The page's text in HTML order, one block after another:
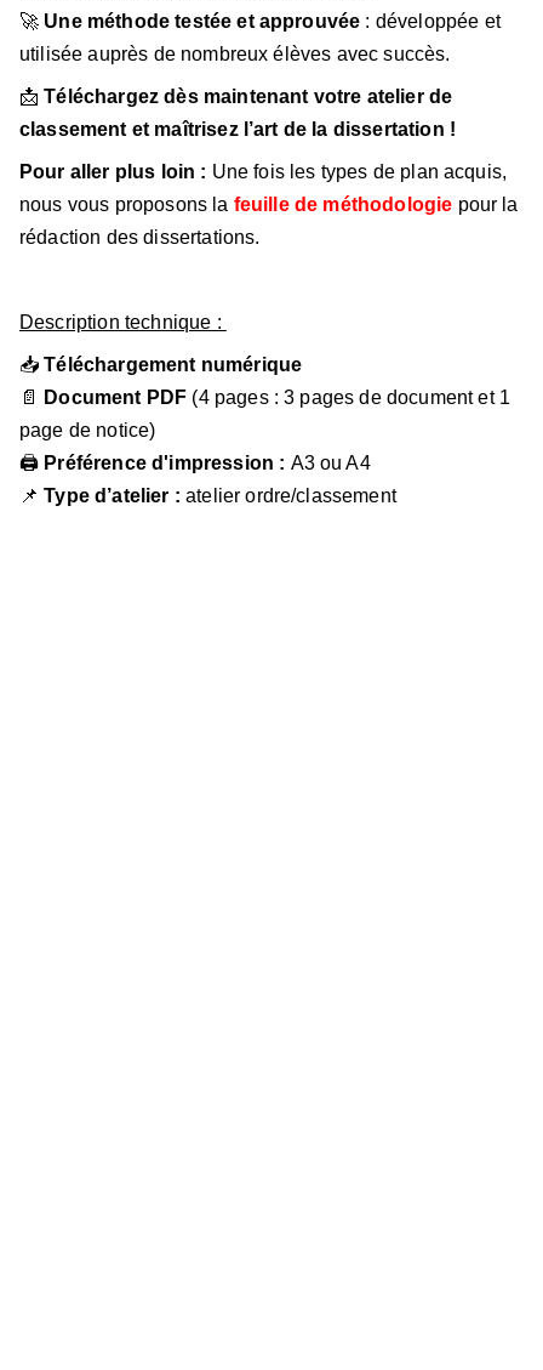
🚀 Une méthode testée et approuvée : développée et
utilisée auprès de nombreux élèves avec succès.
📩Téléchargez dès maintenant votre atelier de
classement et maîtrisez l’art de la dissertation !
Pour aller plus loin : Une fois les types de plan acquis,
nous vous proposons la feuille de méthodologie pour la
rédaction des dissertations.
Description technique :
📥Téléchargement numérique
📄
Document PDF (4 pages : 3 pages de document et 1
page de notice)
🖨 Préférence d'impression : A3 ou A4
📌Type d’atelier :atelier ordre/classement